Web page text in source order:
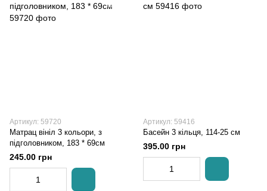
Артикул: 59720
Матрац вініл 3 кольори, з
підголовником, 183 * 69см
245.00 грн
Артикул: 59416
Басейн 3 кільця, 114-25 см
395.00 грн